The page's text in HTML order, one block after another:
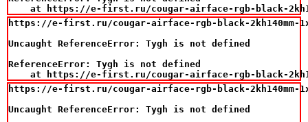
at https://e-first.ru/cougar-airface-rgb-black-
https://e-first.ru/cougar-airface-rgb-black-2kh140mm-
Uncaught ReferenceError: Tygh is not defined
ReferenceError: Tygh is not defined
at https://e-first.ru/cougar-airface-rgb-black-
https://e-first.ru/cougar-airface-rgb-black-2kh140mm-
Uncaught ReferenceError: Tygh is not defined